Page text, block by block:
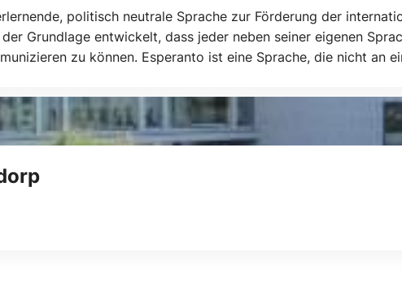
politisch neutrale Sprache zur Förderung der
Grundlage entwickelt, dass jeder neben seiner eigenen
zu können. Esperanto ist eine Sprache, die nicht an